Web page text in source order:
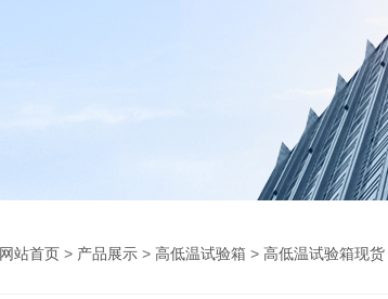
网站首页 > 产品展示 > 高低温试验箱 > 高低温试验箱现货